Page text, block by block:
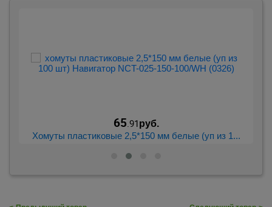
65.91руб.
Хомуты пластиковые 2,5*150 мм белые (уп из 1...